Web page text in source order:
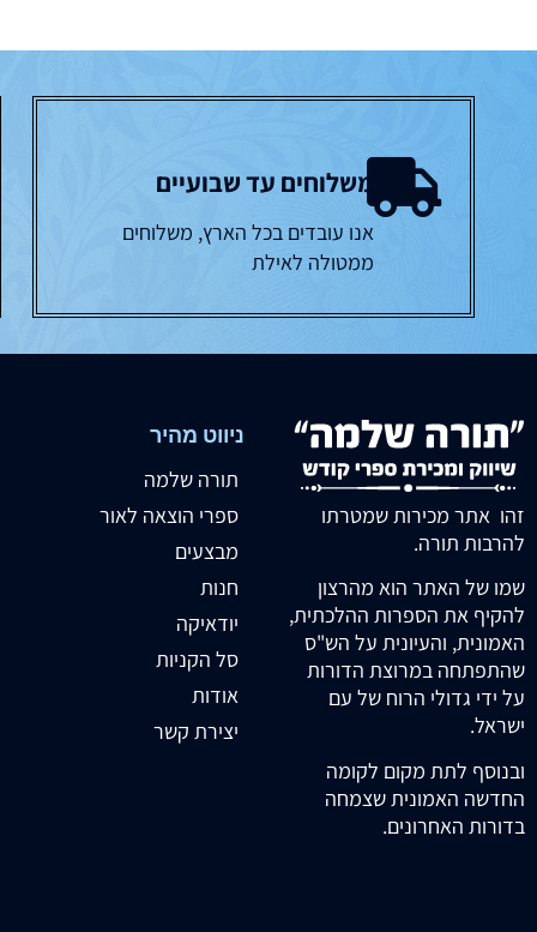
משלוחים עד שבועיים
אנו עובדים בכל הארץ, משלוחים
ממטולה לאילת
זהו אתר מכירות שמטרתו
להרבות תורה.
שמו של האתר הוא מהרצון
להקיף את הספרות ההלכתית,
האמונית, והעיונית על הש"ס
שהתפתחה במרוצת הדורות
על ידי גדולי הרוח של עם
ישראל.
ובנוסף לתת מקום לקומה
החדשה האמונית שצמחה
בדורות האחרונים.
ניווט מהיר
תורה שלמה
ספרי הוצאה לאור
מבצעים
חנות
יודאיקה
סל הקניות
אודות
יצירת קשר